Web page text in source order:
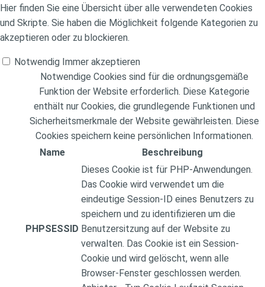
Hier finden Sie eine Übersicht über alle verwendeten Cookies
und Skripte. Sie haben die Möglichkeit folgende Kategorien zu
akzeptieren oder zu blockieren.
Notwendig Immer akzeptieren
Notwendige Cookies sind für die ordnungsgemäße
Funktion der Website erforderlich. Diese Kategorie
enthält nur Cookies, die grundlegende Funktionen und
Sicherheitsmerkmale der Website gewährleisten. Diese
Cookies speichern keine persönlichen Informationen.
Name
Beschreibung
PHPSESSID
Dieses Cookie ist für PHP-Anwendungen.
Das Cookie wird verwendet um die
eindeutige Session-ID eines Benutzers zu
speichern und zu identifizieren um die
Benutzersitzung auf der Website zu
verwalten. Das Cookie ist ein Session-
Cookie und wird gelöscht, wenn alle
Browser-Fenster geschlossen werden.